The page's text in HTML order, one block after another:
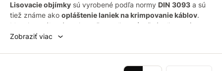
Lisovacie objímky sú vyrobené podľa normy DIN 3093 a sú
tiež známe ako opláštenie laniek na krimpovanie káblov.
Menej namáhané spoje možno zalisovať ručným lisovacím
nástrojom, avšak pre pevnosť spoja zhodnú s pevnosťou lana
objímky sa používajúv morskýchalebopobrežných
, kde sa používa nerezová oceľ.
Zobraziť viac